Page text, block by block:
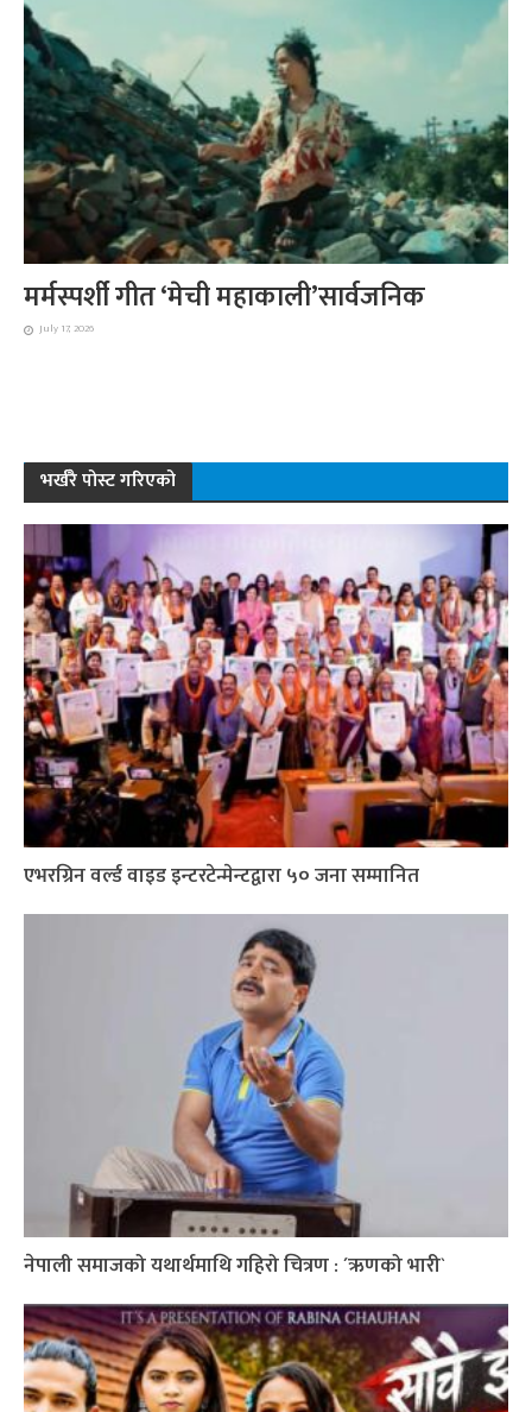
मर्मस्पर्शी गीत ‘मेची महाकाली’सार्वजनिक
July 17, 2026
भर्खरै पोस्ट गरिएको
एभरग्रिन वर्ल्ड वाइड इन्टरटेन्मेन्टद्वारा ५० जना सम्मानित
नेपाली समाजको यथार्थमाथि गहिरो चित्रण : ´ऋणको भारी`